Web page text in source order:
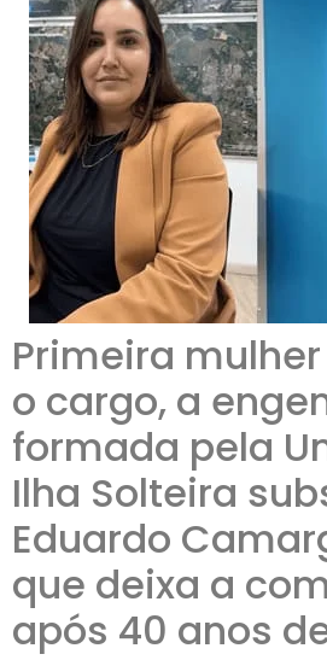
Primeira
o cargo, a
formada pela
Ilha Solteira
Eduardo
que deixa a
após 40 anos